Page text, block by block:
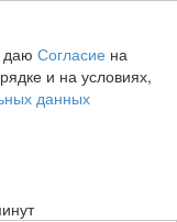
даю Согласие на
и на условиях,
данных